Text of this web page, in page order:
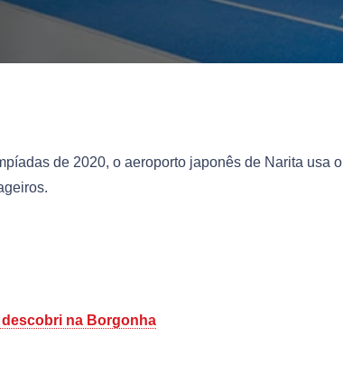
de 2020, o aeroporto japonês de Narita usa o
na Borgonha